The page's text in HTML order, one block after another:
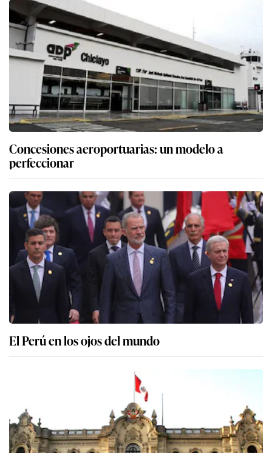
Concesiones aeroportuarias: un modelo a
perfeccionar
El Perú en los ojos del mundo